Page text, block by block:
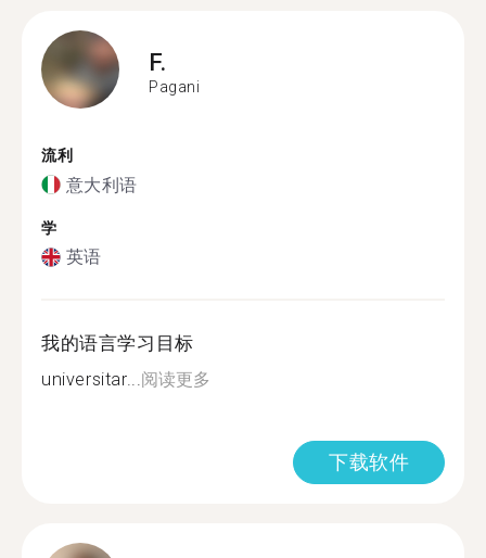
F.
Pagani
流利
意大利语
学
英语
我的语言学习目标
universitar...阅读更多
下载软件